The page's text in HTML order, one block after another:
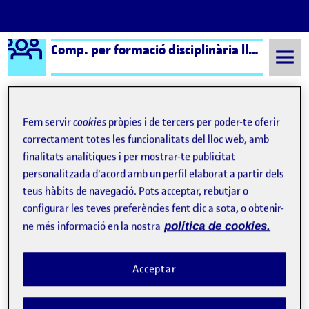
Saltar al contingut
Logo Ágora Comp. per formació disciplinària llengua i literatura cat.
Semestre 20221 - Aula 1 29 Desembre, 2022
29 Desembre, 2022
Publicat perPAC 2.2 Tasca 1
Publicat per
Marina Mora Muñoz
DEBAT CONTRIBUTIONS
1EL PAC 2.2 TASCA 1
Fem servircookies pròpies i de tercers per poder-te oferir
correctament totes les funcionalitats del lloc web, amb
finalitats analítiques i per mostrar-te publicitat
personalitzada d'acord amb un perfil elaborat a partir dels
teus hàbits de navegació. Pots acceptar, rebutjar o
configurar les teves preferències fent clic a sota, o obtenir-
ne més informació en la nostra política de cookies.
Acceptar